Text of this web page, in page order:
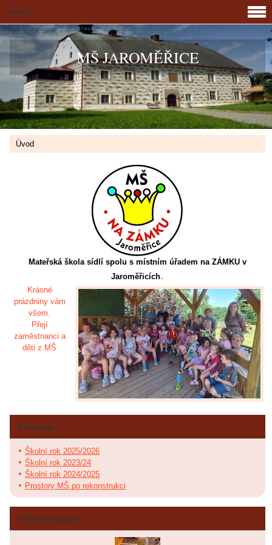
MŠ JAROMĚŘICE
Úvod
Mateřská škola sídlí spolu s místním úřadem na ZÁMKU v
Jaroměřicích.
Krásné
prázdniny vám
všem.
Přejí
zaměstnanci a
děti z MŠ
Menu
Fotoalbum
Školní rok 2025/2026
Školní rok 2023/24
Školní rok 2024/2025
Prostory MŠ po rekonstrukci
Poslední fotografie